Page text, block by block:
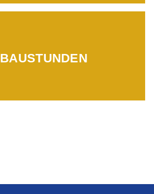
BAUSTUNDEN
Mehr erfahren...